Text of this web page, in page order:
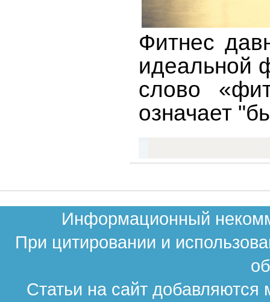
Фитнес
идеальной
слово
означает
Информационный
При цитировании и
Статьи на сайт